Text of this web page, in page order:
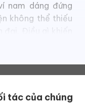
nam dáng đứng
không thể thiếu
Điều gì khiến
tác của chúng